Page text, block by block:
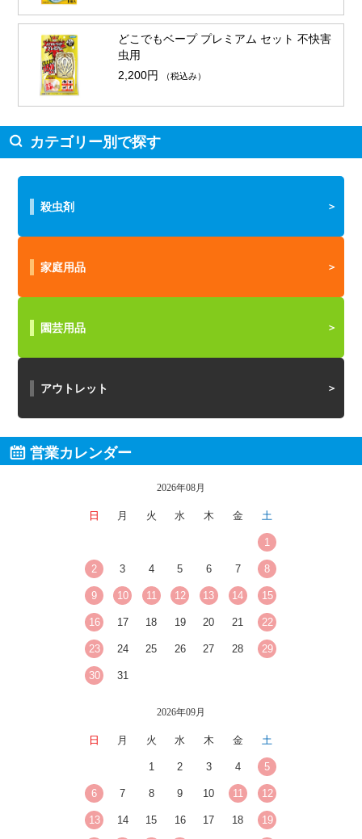
どこでもベープ プレミアム セット 不快害
虫用
2,200円
（税込み）
カテゴリー別で探す
殺虫剤
家庭用品
園芸用品
アウトレット
営業カレンダー
2026年08月
日 月 火 水 木 金 土
1
2 3 4 5 6 7 8
9 10 11 12 13 14 15
16 17 18 19 20 21 22
23 24 25 26 27 28 29
30 31
2026年09月
日 月 火 水 木 金 土
1 2 3 4 5
6 7 8 9 10 11 12
13 14 15 16 17 18 19